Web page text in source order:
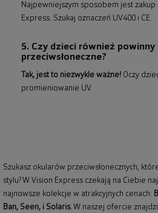
Najpewniejszym sposobem jest
Express. Szukaj oznaczeń UV400 i CE.
5. Czy dzieci również
przeciwsłoneczne?
Tak, jest to niezwykle ważne! Oczy
promieniowanie UV.
Szukasz okularów przeciwsłonecznych,
stylu? W Vision Express czekają na Ciebie
najnowsze kolekcje w atrakcyjnych cenach:
Ban, Seen, i Solaris.W naszej ofercie